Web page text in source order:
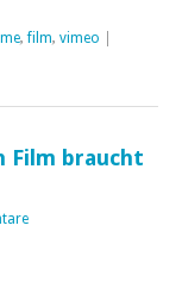
,film, vimeo
Film braucht